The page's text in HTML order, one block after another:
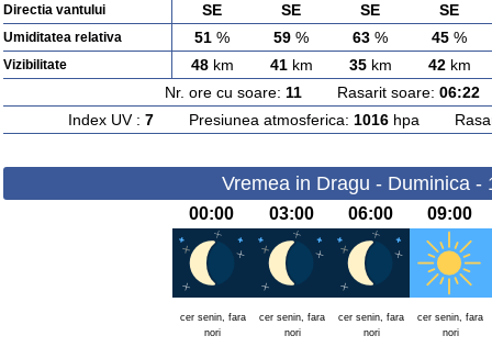
Directia vantului SE SE SE SE
Umiditatea relativa 51 % 59 % 63 % 45 %
Vizibilitate 48km 41km 35km 42km
Nr. ore cu soare: 11 Rasarit soare: 06:22
Index UV : 7Presiunea atmosferica: 1016hpa
Vremea in Dragu - Duminica -
00:00 03:00 06:00 09:00
cer senin, fara
nori
cer senin, fara
nori
cer senin, fara
nori
cer senin, fara
nori